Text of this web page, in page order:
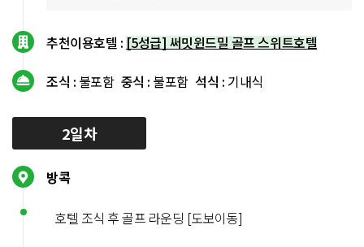
추천이용호텔 :[5성급] 써밋윈드밀 골프 스위트호텔
조식 : 불포함 중식 : 불포함 석식 : 기내식
2일차
방콕
호텔 조식 후 골프 라운딩 [도보이동]